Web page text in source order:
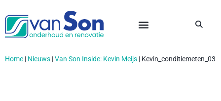
Home | Nieuws |Van Son Inside: Kevin Meijs | Kevin_conditiemeten_03